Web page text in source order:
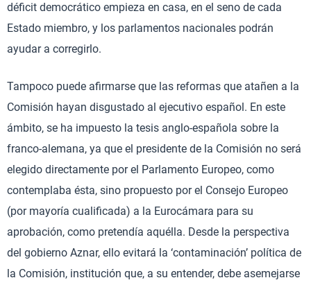
déficit democrático empieza en casa, en el seno de cada
Estado miembro, y los parlamentos nacionales podrán
ayudar a corregirlo.
Tampoco puede afirmarse que las reformas que atañen a la
Comisión hayan disgustado al ejecutivo español. En este
ámbito, se ha impuesto la tesis anglo-española sobre la
franco-alemana, ya que el presidente de la Comisión no será
elegido directamente por el Parlamento Europeo, como
contemplaba ésta, sino propuesto por el Consejo Europeo
(por mayoría cualificada) a la Eurocámara para su
aprobación, como pretendía aquélla. Desde la perspectiva
del gobierno Aznar, ello evitará la ‘contaminación’ política de
la Comisión, institución que, a su entender, debe asemejarse